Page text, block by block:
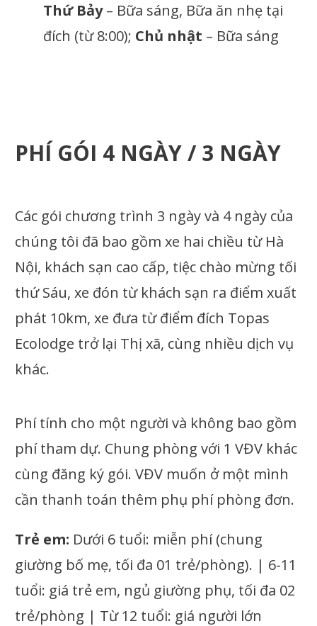
Thứ Bảy– Bữa sáng, Bữa ăn nhẹ tại
đích (từ 8:00); Chủ nhật – Bữa sáng
PHÍ GÓI 4 NGÀY / 3 NGÀY
Các gói chương trình 3 ngày và 4 ngày của
chúng tôi đã bao gồm xe hai chiều từ Hà
Nội, khách sạn cao cấp, tiệc chào mừng tối
thứ Sáu, xe đón từ khách sạn ra điểm xuất
phát 10km, xe đưa từ điểm đích Topas
Ecolodge trở lại Thị xã, cùng nhiều dịch vụ
khác.
Phí tính cho một người và không bao gồm
phí tham dự. Chung phòng với 1 VĐV khác
cùng đăng ký gói. VĐV muốn ở một mình
cần thanh toán thêm phụ phí phòng đơn.
Trẻ em: Dưới 6 tuổi: miễn phí (chung
giường bố mẹ, tối đa 01 trẻ/phòng). | 6-11
tuổi: giá trẻ em, ngủ giường phụ, tối đa 02
trẻ/phòng | Từ 12 tuổi: giá người lớn